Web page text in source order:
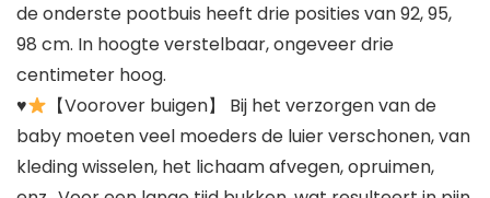
de onderste pootbuis heeft drie posities van 92, 95,
98 cm. In hoogte verstelbaar, ongeveer drie
centimeter hoog.
♥
【Voorover buigen】 Bij het verzorgen van de
baby moeten veel moeders de luier verschonen, van
kleding wisselen, het lichaam afvegen, opruimen,